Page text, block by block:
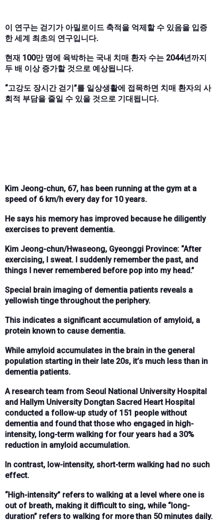
이 연구는 걷기가 아밀로이드 축적을 억제할 수 있음을 입증
한 세계 최초의 연구입니다.
현재 100만 명에 육박하는 국내 치매 환자 수는 2044년까지
두 배 이상 증가할 것으로 예상됩니다.
“고강도 장시간 걷기”를 일상생활에 접목하면 치매 환자의 사
회적 부담을 줄일 수 있을 것으로 기대됩니다.
Kim Jeong-chun, 67, has been running at the gym at a
speed of 6 km/h every day for 10 years.
He says his memory has improved because he diligently
exercises to prevent dementia.
Kim Jeong-chun/Hwaseong, Gyeonggi Province: “After
exercising, I sweat. I suddenly remember the past, and
things I never remembered before pop into my head.”
Special brain imaging of dementia patients reveals a
yellowish tinge throughout the periphery.
This indicates a significant accumulation of amyloid, a
protein known to cause dementia.
While amyloid accumulates in the brain in the general
population starting in their late 20s, it’s much less than in
dementia patients.
A research team from Seoul National University Hospital
and Hallym University Dongtan Sacred Heart Hospital
conducted a follow-up study of 151 people without
dementia and found that those who engaged in high-
intensity, long-term walking for four years had a 30%
reduction in amyloid accumulation.
In contrast, low-intensity, short-term walking had no such
effect.
“High-intensity” refers to walking at a level where one is
out of breath, making it difficult to sing, while “long-
duration” refers to walking for more than 50 minutes daily.